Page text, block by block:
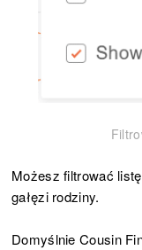
Możesz filtrować
gałęzi rodziny.
Domyślnie Cousin